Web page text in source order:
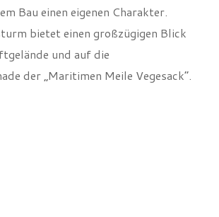
Bau einen eigenen Charakter.
bietet einen großzügigen Blick
und auf die
der „Maritimen Meile Vegesack“.